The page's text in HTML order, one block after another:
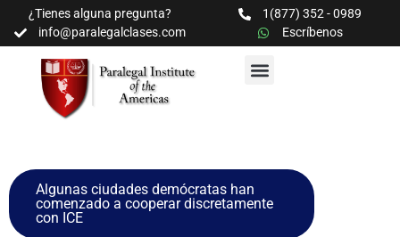
¿Tienes alguna pregunta?
1(877) 352 - 0989
info@paralegalclases.com
Escríbenos
Algunas ciudades demócratas han
comenzado a cooperar discretamente
con ICE